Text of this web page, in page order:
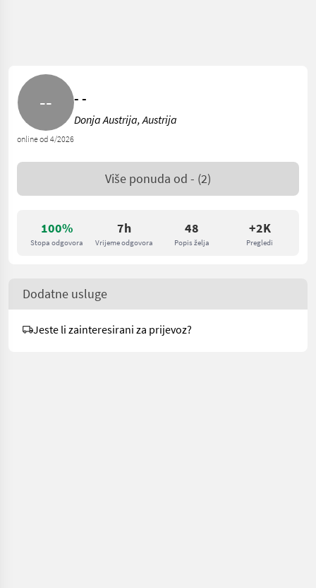
100%
Stopa odgovora
7h
Vrijeme odgovora
48
Popis želja
+2K
Pregledi
online od 4/2026
- -
Donja Austrija, Austrija
Više ponuda od - (2)
Dodatne usluge
Jeste li zainteresirani za prijevoz?